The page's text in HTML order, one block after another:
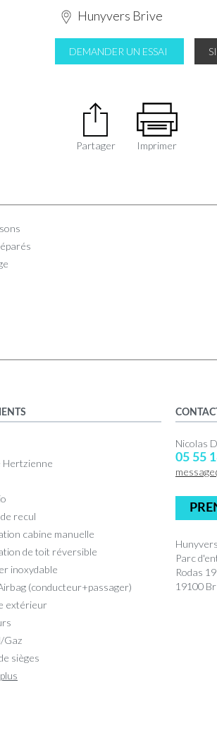
Hunyvers Brive
DEMANDER UN ESSAI
Partager Imprimer
Hertzienne
recul
cabine manuelle
de toit réversible
inoxydable
(conducteur+passager)
extérieur
Gaz
sièges
Nicolas
05 55
Parc
Rodas
19100